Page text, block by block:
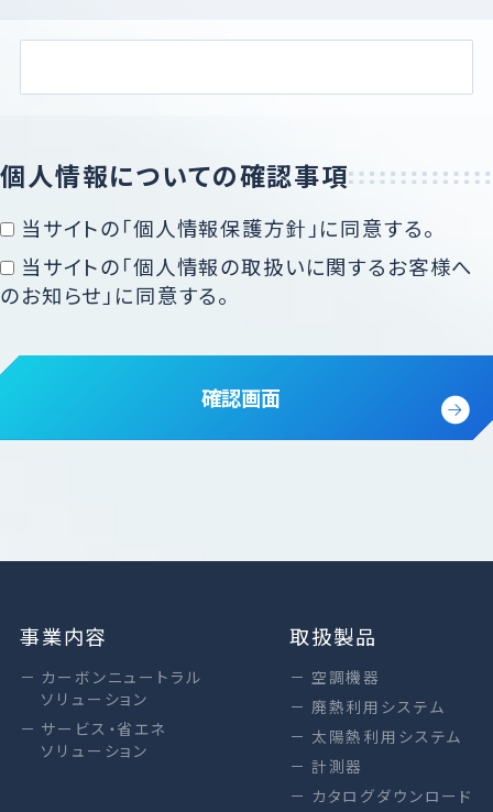
個人情報についての確認事項
当サイトの「個人情報保護方針」に同意する。
当サイトの「個人情報の取扱いに関するお客様へ
のお知らせ」に同意する。
確認画面
事業内容
カーボンニュートラル
ソリューション
サービス・省エネ
ソリューション
取扱製品
空調機器
廃熱利用システム
太陽熱利用システム
計測器
カタログダウンロード